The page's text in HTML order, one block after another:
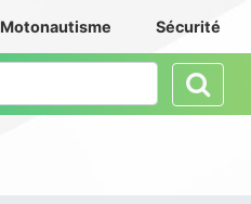
Motonautisme Sécurité